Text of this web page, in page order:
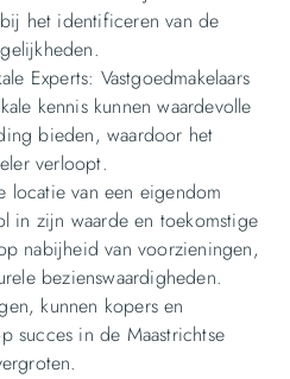
het identificeren van de
Experts: Vastgoedmakelaars
kennis kunnen waardevolle
bieden, waardoor het
verloopt.
locatie van een eigendom
in zijn waarde en toekomstige
nabijheid van voorzieningen,
bezienswaardigheden.
kunnen kopers en
succes in de Maastrichtse